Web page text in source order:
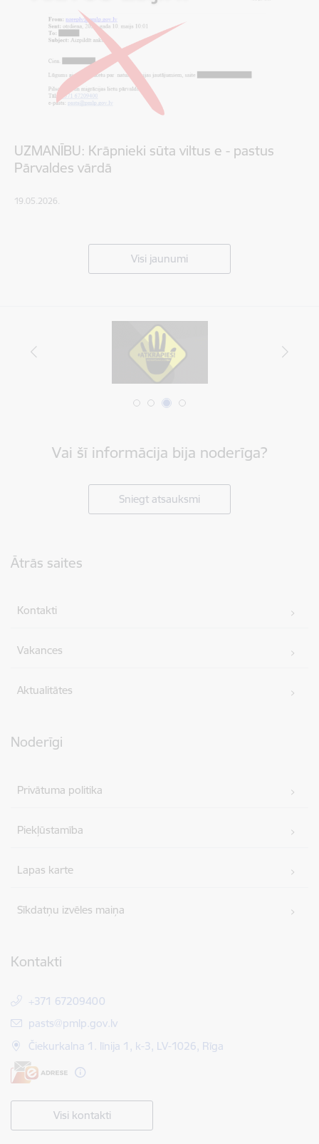
UZMANĪBU: Krāpnieki sūta viltus e - pastus
Pārvaldes vārdā
19.05.2026.
Visi jaunumi
Vai šī informācija bija noderīga?
Sniegt atsauksmi
Ātrās saites
Kontakti
Vakances
Aktualitātes
Noderīgi
Privātuma politika
Piekļūstamība
Lapas karte
Sīkdatņu izvēles maiņa
Kontakti
+371 67209400
E-pasts:
pasts@pmlp.gov.lv
Čiekurkalna 1. līnija 1, k-3, LV-1026, Rīga
Visi kontakti